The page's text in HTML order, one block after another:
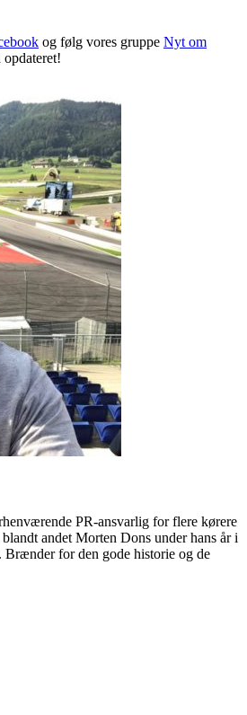
og følg vores gruppe Nyt om
opdateret!
PR-ansvarlig for flere kørere
andet Morten Dons under hans år i
Brænder for den gode historie og de